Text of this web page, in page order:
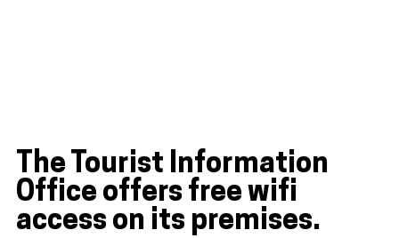
The Tourist Information
Office offers free wifi
access on its premises.